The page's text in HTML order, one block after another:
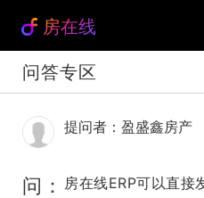
房在线
问答专区
提问者：盈盛鑫房产
问： 房在线ERP可以直接